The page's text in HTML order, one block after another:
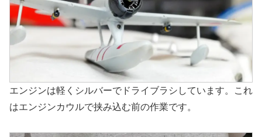
エンジンは軽くシルバーでドライブラシしています。これ
はエンジンカウルで挟み込む前の作業です。